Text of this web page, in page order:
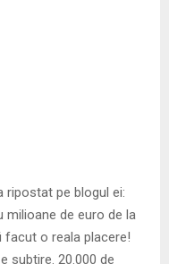
ripostat pe blogul ei:
milioane de euro de la
facut o reala placere!
subtire. 20.000 de